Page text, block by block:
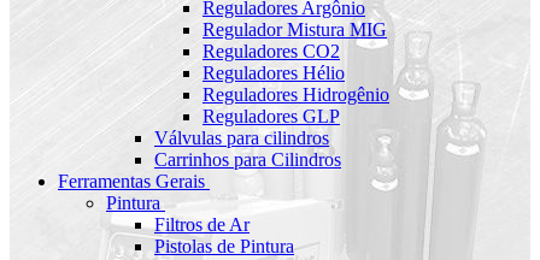
Reguladores Argônio
Regulador Mistura MIG
Reguladores CO2
Reguladores Hélio
Reguladores Hidrogênio
Reguladores GLP
Válvulas para cilindros
Carrinhos para Cilindros
Ferramentas Gerais
Pintura
Filtros de Ar
Pistolas de Pintura